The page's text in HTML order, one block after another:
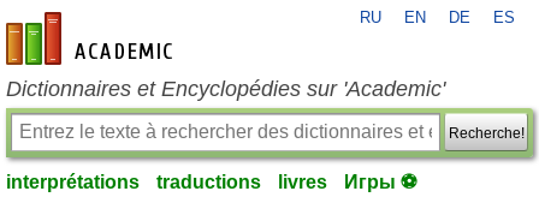
fr-academic.com
RU EN DE ES
Dictionnaires et Encyclopédies sur 'Academic'
Recherche!
interprétations traductions livres Игры ⚽